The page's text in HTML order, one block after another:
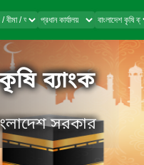
ব্যাংক
সরকার